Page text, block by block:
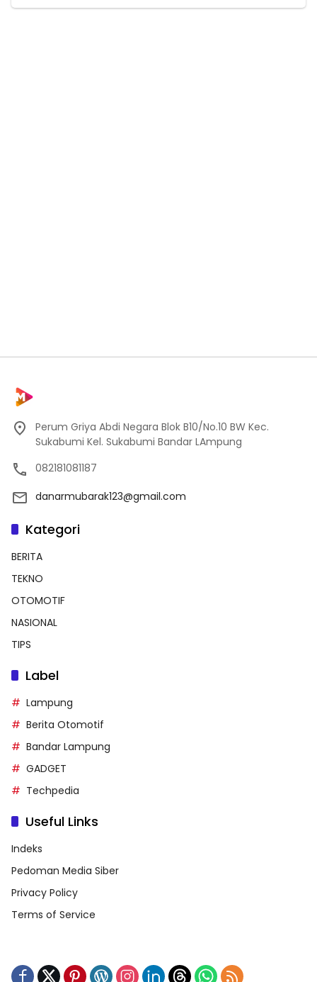
Perum Griya Abdi Negara Blok B10/No.10 BW Kec.
Sukabumi Kel. Sukabumi Bandar LAmpung
082181081187
danarmubarak123@gmail.com
Kategori
BERITA
TEKNO
OTOMOTIF
NASIONAL
TIPS
Label
Lampung
Berita Otomotif
Bandar Lampung
GADGET
Techpedia
Useful Links
Indeks
Pedoman Media Siber
Privacy Policy
Terms of Service